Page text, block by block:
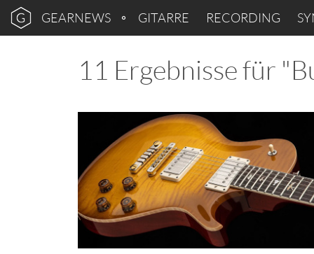
GEARNEWS GITARRE RECORDING
11 Ergebnisse für